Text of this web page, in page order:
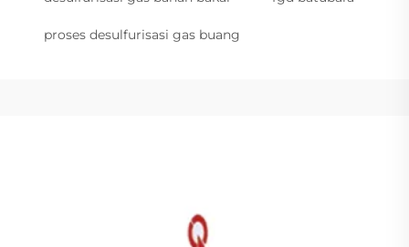
proses desulfurisasi gas buang